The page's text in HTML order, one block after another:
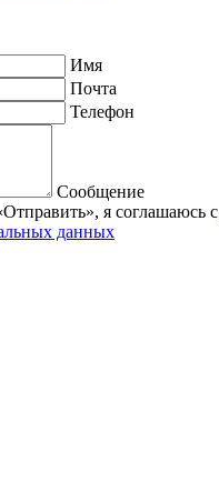
Имя
Почта
Телефон
Сообщение
я соглашаюсь с
данных